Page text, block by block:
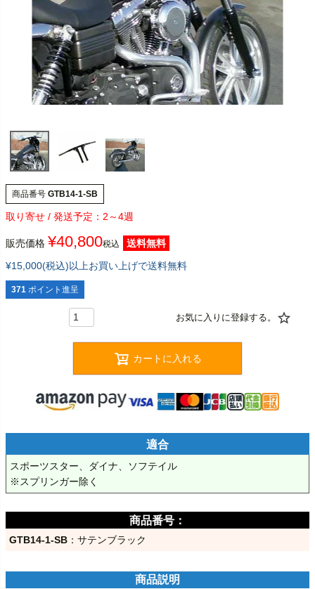
商品番号 GTB14-1-SB
2～4週
販売価格 ¥40,800税込
送料無料
¥15,000(税込)以上お買い上げで送料無料
371 ポイント進呈
カートに入れる
適合
スポーツスター、ダイナ、ソフテイル
※スプリンガー除く
GTB14-1-SB ：サテンブラック
商品説明